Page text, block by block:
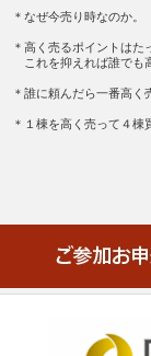
＊なぜ今売り時なのか。
＊高く売るポイントはた
これを抑えれば誰でも
＊誰に頼んだら一番高く
＊１棟を高く売って４棟